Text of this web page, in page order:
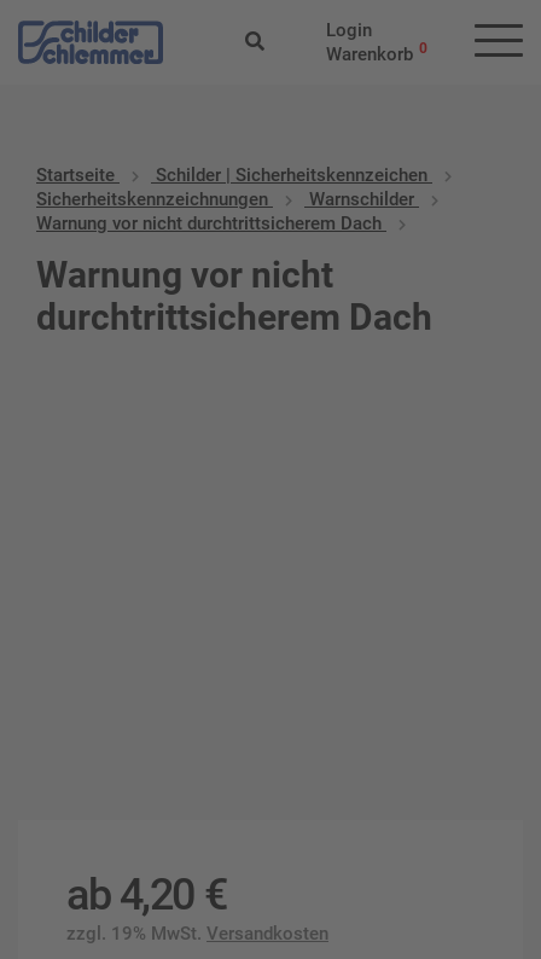
Login
Warenkorb 0
Startseite
Schilder | Sicherheitskennzeichen
Sicherheitskennzeichnungen
Warnschilder
Warnung vor nicht durchtrittsicherem Dach
Warnung vor nicht
durchtrittsicherem Dach
ab4,20 €
zzgl. 19% MwSt. Versandkosten